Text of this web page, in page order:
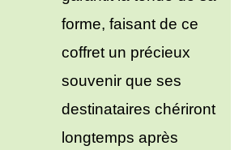
forme, faisant de ce
coffret un précieux
souvenir que ses
destinataires chériront
longtemps après